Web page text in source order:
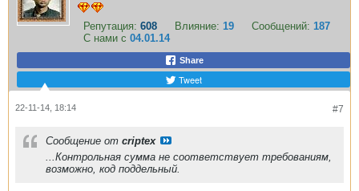
Репутация: 608 Влияние: 19 Сообщений: 187
С нами с 04.01.14
Share
Tweet
#7
22-11-14, 18:14
Сообщение от criptex
...Контрольная сумма не соответствует требованиям,
возможно, код поддельный.